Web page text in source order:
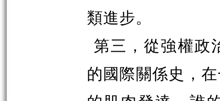
類進步。
第三，從強權政
的國際關係史，